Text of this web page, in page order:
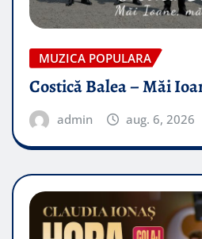
MUZICA POPULARA
Costică Balea – Măi
admin aug. 6, 2026